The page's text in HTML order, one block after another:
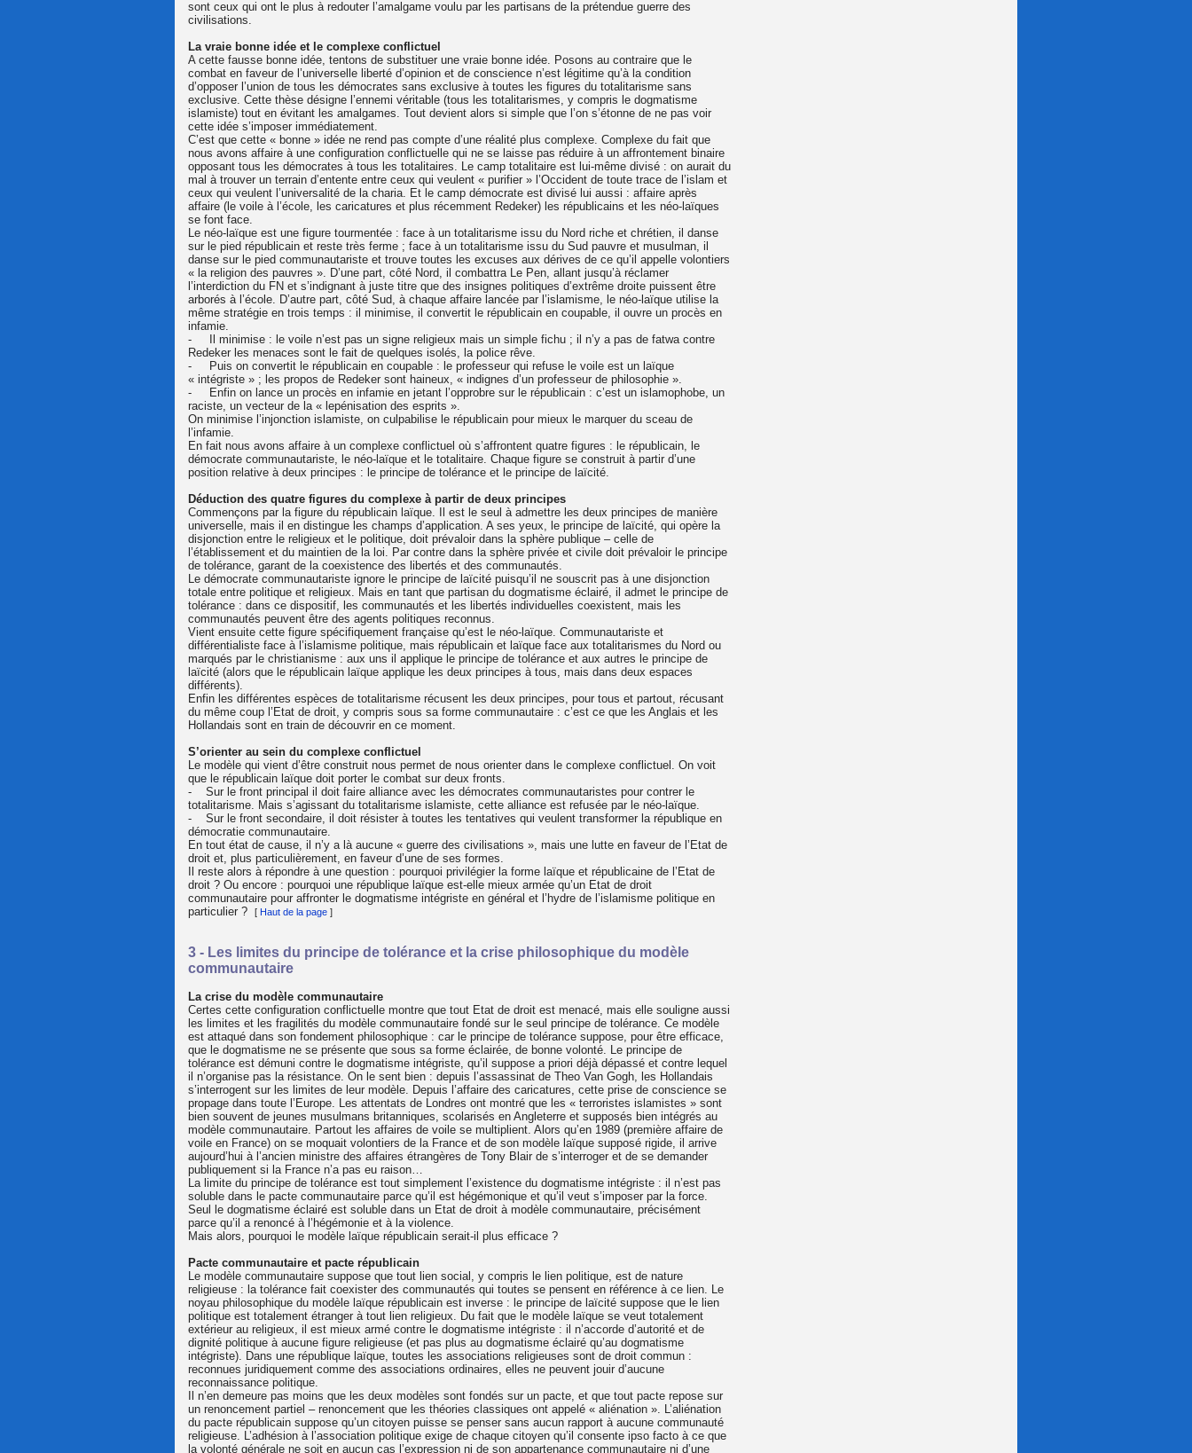
sont ceux qui ont le plus à redouter l’amalgame voulu par les partisans de la prétendue guerre des
civilisations.
La vraie bonne idée et le complexe conflictuel
A cette fausse bonne idée, tentons de substituer une vraie bonne idée. Posons au contraire que le
combat en faveur de l’universelle liberté d’opinion et de conscience n’est légitime qu’à la condition
d’opposer l’union de tous les démocrates sans exclusive à toutes les figures du totalitarisme sans
exclusive. Cette thèse désigne l’ennemi véritable (tous les totalitarismes, y compris le dogmatisme
islamiste) tout en évitant les amalgames. Tout devient alors si simple que l’on s’étonne de ne pas voir
cette idée s’imposer immédiatement.
C’est que cette « bonne » idée ne rend pas compte d’une réalité plus complexe. Complexe du fait que
nous avons affaire à une configuration conflictuelle qui ne se laisse pas réduire à un affrontement binaire
opposant tous les démocrates à tous les totalitaires. Le camp totalitaire est lui-même divisé : on aurait du
mal à trouver un terrain d’entente entre ceux qui veulent « purifier » l’Occident de toute trace de l’islam et
ceux qui veulent l’universalité de la charia. Et le camp démocrate est divisé lui aussi : affaire après
affaire (le voile à l’école, les caricatures et plus récemment Redeker) les républicains et les néo-laïques
se font face.
Le néo-laïque est une figure tourmentée : face à un totalitarisme issu du Nord riche et chrétien, il danse
sur le pied républicain et reste très ferme ; face à un totalitarisme issu du Sud pauvre et musulman, il
danse sur le pied communautariste et trouve toutes les excuses aux dérives de ce qu’il appelle volontiers
« la religion des pauvres ». D’une part, côté Nord, il combattra Le Pen, allant jusqu’à réclamer
l’interdiction du FN et s’indignant à juste titre que des insignes politiques d’extrême droite puissent être
arborés à l’école. D’autre part, côté Sud, à chaque affaire lancée par l’islamisme, le néo-laïque utilise la
même stratégie en trois temps : il minimise, il convertit le républicain en coupable, il ouvre un procès en
infamie.
- Il minimise : le voile n’est pas un signe religieux mais un simple fichu ; il n’y a pas de fatwa contre
Redeker les menaces sont le fait de quelques isolés, la police rêve.
- Puis on convertit le républicain en coupable : le professeur qui refuse le voile est un laïque
« intégriste » ; les propos de Redeker sont haineux, « indignes d’un professeur de philosophie ».
- Enfin on lance un procès en infamie en jetant l’opprobre sur le républicain : c’est un islamophobe, un
raciste, un vecteur de la « lepénisation des esprits ».
On minimise l’injonction islamiste, on culpabilise le républicain pour mieux le marquer du sceau de
l’infamie.
En fait nous avons affaire à un complexe conflictuel où s’affrontent quatre figures : le républicain, le
démocrate communautariste, le néo-laïque et le totalitaire. Chaque figure se construit à partir d’une
position relative à deux principes : le principe de tolérance et le principe de laïcité.
Déduction des quatre figures du complexe à partir de deux principes
Commençons par la figure du républicain laïque. Il est le seul à admettre les deux principes de manière
universelle, mais il en distingue les champs d’application. A ses yeux, le principe de laïcité, qui opère la
disjonction entre le religieux et le politique, doit prévaloir dans la sphère publique – celle de
l’établissement et du maintien de la loi. Par contre dans la sphère privée et civile doit prévaloir le principe
de tolérance, garant de la coexistence des libertés et des communautés.
Le démocrate communautariste ignore le principe de laïcité puisqu’il ne souscrit pas à une disjonction
totale entre politique et religieux. Mais en tant que partisan du dogmatisme éclairé, il admet le principe de
tolérance : dans ce dispositif, les communautés et les libertés individuelles coexistent, mais les
communautés peuvent être des agents politiques reconnus.
Vient ensuite cette figure spécifiquement française qu’est le néo-laïque. Communautariste et
différentialiste face à l’islamisme politique, mais républicain et laïque face aux totalitarismes du Nord ou
marqués par le christianisme : aux uns il applique le principe de tolérance et aux autres le principe de
laïcité (alors que le républicain laïque applique les deux principes à tous, mais dans deux espaces
différents).
Enfin les différentes espèces de totalitarisme récusent les deux principes, pour tous et partout, récusant
du même coup l’Etat de droit, y compris sous sa forme communautaire : c’est ce que les Anglais et les
Hollandais sont en train de découvrir en ce moment.
S’orienter au sein du complexe conflictuel
Le modèle qui vient d’être construit nous permet de nous orienter dans le complexe conflictuel. On voit
que le républicain laïque doit porter le combat sur deux fronts.
- Sur le front principal il doit faire alliance avec les démocrates communautaristes pour contrer le
totalitarisme. Mais s’agissant du totalitarisme islamiste, cette alliance est refusée par le néo-laïque.
- Sur le front secondaire, il doit résister à toutes les tentatives qui veulent transformer la république en
démocratie communautaire.
En tout état de cause, il n’y a là aucune « guerre des civilisations », mais une lutte en faveur de l’Etat de
droit et, plus particulièrement, en faveur d’une de ses formes.
Il reste alors à répondre à une question : pourquoi privilégier la forme laïque et républicaine de l’Etat de
droit ? Ou encore : pourquoi une république laïque est-elle mieux armée qu’un Etat de droit
communautaire pour affronter le dogmatisme intégriste en général et l’hydre de l’islamisme politique en
particulier ?
[ Haut de la page ]
3 - Les limites du principe de tolérance et la crise philosophique du modèle
communautaire
La crise du modèle communautaire
Certes cette configuration conflictuelle montre que tout Etat de droit est menacé, mais elle souligne aussi
les limites et les fragilités du modèle communautaire fondé sur le seul principe de tolérance. Ce modèle
est attaqué dans son fondement philosophique : car le principe de tolérance suppose, pour être efficace,
que le dogmatisme ne se présente que sous sa forme éclairée, de bonne volonté. Le principe de
tolérance est démuni contre le dogmatisme intégriste, qu’il suppose a priori déjà dépassé et contre lequel
il n’organise pas la résistance. On le sent bien : depuis l’assassinat de Theo Van Gogh, les Hollandais
s’interrogent sur les limites de leur modèle. Depuis l’affaire des caricatures, cette prise de conscience se
propage dans toute l’Europe. Les attentats de Londres ont montré que les « terroristes islamistes » sont
bien souvent de jeunes musulmans britanniques, scolarisés en Angleterre et supposés bien intégrés au
modèle communautaire. Partout les affaires de voile se multiplient. Alors qu’en 1989 (première affaire de
voile en France) on se moquait volontiers de la France et de son modèle laïque supposé rigide, il arrive
aujourd’hui à l’ancien ministre des affaires étrangères de Tony Blair de s’interroger et de se demander
publiquement si la France n’a pas eu raison…
La limite du principe de tolérance est tout simplement l’existence du dogmatisme intégriste : il n’est pas
soluble dans le pacte communautaire parce qu’il est hégémonique et qu’il veut s’imposer par la force.
Seul le dogmatisme éclairé est soluble dans un Etat de droit à modèle communautaire, précisément
parce qu’il a renoncé à l’hégémonie et à la violence.
Mais alors, pourquoi le modèle laïque républicain serait-il plus efficace ?
Pacte communautaire et pacte républicain
Le modèle communautaire suppose que tout lien social, y compris le lien politique, est de nature
religieuse : la tolérance fait coexister des communautés qui toutes se pensent en référence à ce lien. Le
noyau philosophique du modèle laïque républicain est inverse : le principe de laïcité suppose que le lien
politique est totalement étranger à tout lien religieux. Du fait que le modèle laïque se veut totalement
extérieur au religieux, il est mieux armé contre le dogmatisme intégriste : il n’accorde d’autorité et de
dignité politique à aucune figure religieuse (et pas plus au dogmatisme éclairé qu’au dogmatisme
intégriste). Dans une république laïque, toutes les associations religieuses sont de droit commun :
reconnues juridiquement comme des associations ordinaires, elles ne peuvent jouir d’aucune
reconnaissance politique.
Il n’en demeure pas moins que les deux modèles sont fondés sur un pacte, et que tout pacte repose sur
un renoncement partiel – renoncement que les théories classiques ont appelé « aliénation ». L’aliénation
du pacte républicain suppose qu’un citoyen puisse se penser sans aucun rapport à aucune communauté
religieuse. L’adhésion à l’association politique exige de chaque citoyen qu’il consente ipso facto à ce que
la volonté générale ne soit en aucun cas l’expression ni de son appartenance communautaire ni d’une